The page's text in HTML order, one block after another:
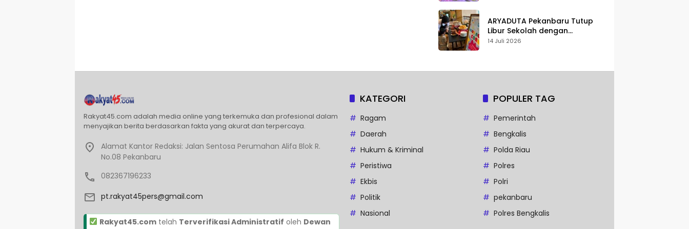
ARYADUTA Pekanbaru Tutup
Libur Sekolah dengan
Pengalaman Staycation
14 Juli 2026
Rakyat45.com adalah media online yang terkemuka dan profesional dalam
menyajikan berita berdasarkan fakta yang akurat dan terpercaya.
Alamat Kantor Redaksi: Jalan Sentosa Perumahan Alifa Blok R.
No.08 Pekanbaru
082367196233
pt.rakyat45pers@gmail.com
Rakyat45.comtelah Terverifikasi Administratif oleh Dewan
KATEGORI
Ragam
Daerah
Hukum & Kriminal
Peristiwa
Ekbis
Politik
Nasional
POPULER TAG
Pemerintah
Bengkalis
Polda Riau
Polres
Polri
pekanbaru
Polres Bengkalis